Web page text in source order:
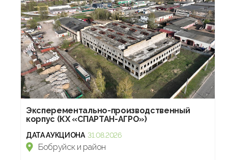
Эксперементально-производственный
корпус (КХ «СПАРТАН-АГРО»)
ДАТА АУКЦИОНА 31.08.2026
Бобруйск и район